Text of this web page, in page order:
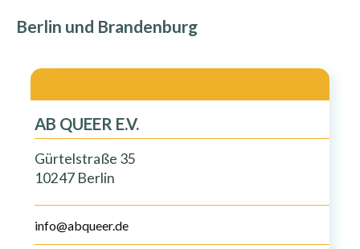
Berlin und Brandenburg
AB QUEER E.V.
Gürtelstraße 35
10247 Berlin
info@abqueer.de